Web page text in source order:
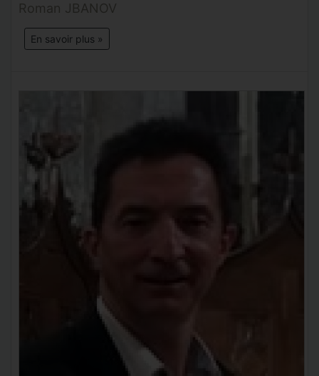
Roman JBANOV
En savoir plus »